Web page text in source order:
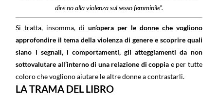
dire no alla violenza sul sesso femminile”.
Si tratta, insomma, diun’opera per le donne che vogliono
approfondire il tema della violenza di genere e scoprire quali
siano i segnali, i comportamenti, gli atteggiamenti da non
sottovalutare all’interno di una relazione di coppia e per tutte
coloro che vogliono aiutare le altre donne a contrastarli.
LA TRAMA DEL LIBRO